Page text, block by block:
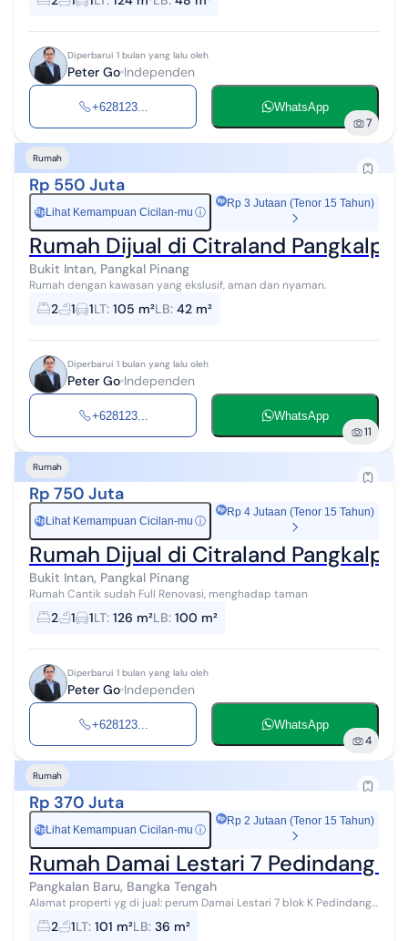
Diperbarui 1 bulan yang lalu oleh
Peter Go Independen
+628123... WhatsApp
7
Rumah
Rp 550 Juta
Rp Lihat Kemampuan Cicilan-mu ⓘ
Rp 3 Jutaan (Tenor 15 Tahun)
Rumah Dijual di Citraland
Bukit Intan, Pangkal Pinang
Rumah dengan kawasan yang ekslusif, aman dan nyaman.
2 1 1LT: 105 m²LB: 42 m²
Diperbarui 1 bulan yang lalu oleh
Peter Go Independen
+628123... WhatsApp
11
Rumah
Rp 750 Juta
Rp Lihat Kemampuan Cicilan-mu ⓘ
Rp 4 Jutaan (Tenor 15 Tahun)
Rumah Dijual di Citraland
Bukit Intan, Pangkal Pinang
Rumah Cantik sudah Full Renovasi, menghadap taman
2 1 1LT: 126 m²LB: 100 m²
Diperbarui 1 bulan yang lalu oleh
Peter Go Independen
+628123... WhatsApp
4
Rumah
Rp 370 Juta
Rp Lihat Kemampuan Cicilan-mu ⓘ
Rp 2 Jutaan (Tenor 15 Tahun)
Rumah Damai Lestari 7 Pedindang
Pangkalan Baru, Bangka Tengah
Alamat properti yg di jual: perum Damai Lestari 7 blok K Pedindang (
Rumah Ujung, semi Hook) LT: P×L : 101m2 LB: P×L : 36m2 Tahun
Pembangunan:20...
2 1LT: 101 m²LB: 36 m²